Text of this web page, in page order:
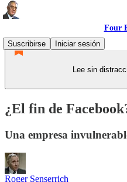
Four
Suscribirse
Iniciar sesión
Lee sin
¿El fin de
Una empresa
Roger Senserrich